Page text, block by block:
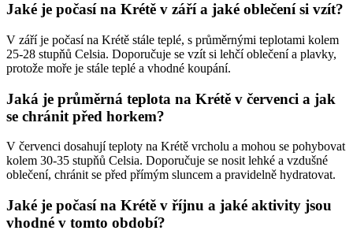
Jaké je počasí na Krétě v září a jaké oblečení si vzít?
V září je počasí na Krétě stále teplé, s průměrnými teplotami kolem
25-28 stupňů Celsia. Doporučuje se vzít si lehčí oblečení a plavky,
protože moře je stále teplé a vhodné koupání.
Jaká je průměrná teplota na Krétě v červenci a jak
se chránit před horkem?
V červenci dosahují teploty na Krétě vrcholu a mohou se pohybovat
kolem 30-35 stupňů Celsia. Doporučuje se nosit lehké a vzdušné
oblečení, chránit se před přímým sluncem a pravidelně hydratovat.
Jaké je počasí na Krétě v říjnu a jaké aktivity jsou
vhodné v tomto období?